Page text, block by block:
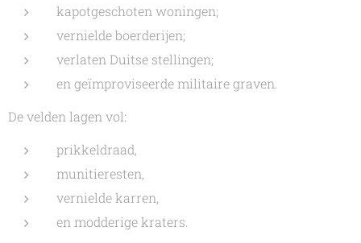
kapotgeschoten woningen;
vernielde boerderijen;
verlaten Duitse stellingen;
en geïmproviseerde militaire graven.
De velden lagen vol:
prikkeldraad,
munitieresten,
vernielde karren,
en modderige kraters.